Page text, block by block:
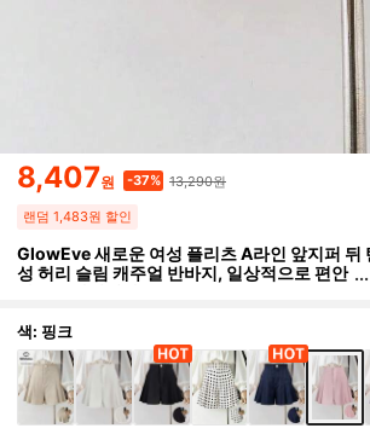
8,407원 -37% 13,290원
랜덤 1,483원 할인
GlowEve 새로운 여성 플리츠 A라인 앞지퍼 뒤
성 허리 슬림 캐주얼 반바지, 일상적으로 편안
색: 핑크